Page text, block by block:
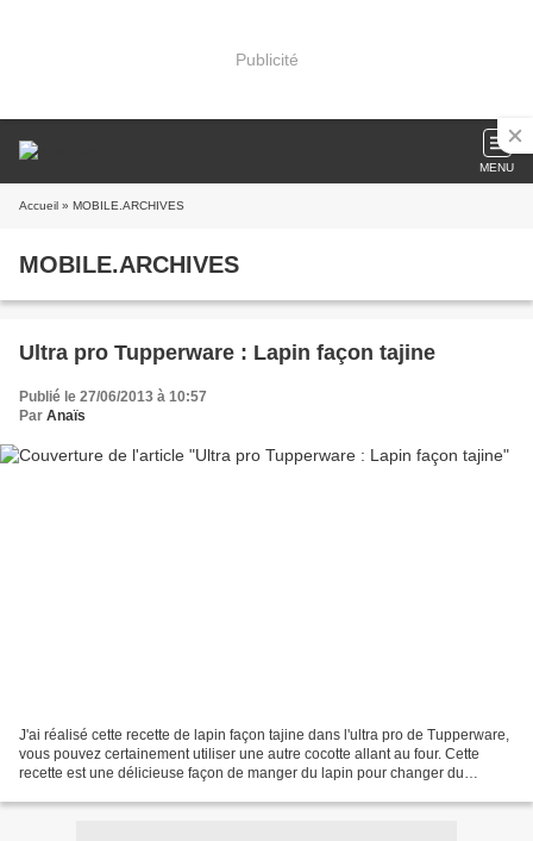
Publicité
MENU
Accueil » MOBILE.ARCHIVES
MOBILE.ARCHIVES
Ultra pro Tupperware : Lapin façon tajine
Publié le 27/06/2013 à 10:57
Par Anaïs
J'ai réalisé cette recette de lapin façon tajine dans l'ultra pro de Tupperware,
vous pouvez certainement utiliser une autre cocotte allant au four. Cette
recette est une délicieuse façon de manger du lapin pour changer du